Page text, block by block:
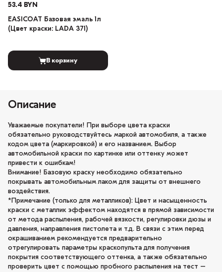
53.4 BYN
EASICOAT Базовая эмаль 1л
(Цвет краски: LADA 371)
В корзину
Описание
Уважаемые покупатели! При выборе цвета краски
обязательно руководствуйтесь маркой автомобиля, а также
кодом цвета (маркировкой) и его названием. Выбор
автомобильной краски по картинке или оттенку может
привести к ошибкам!
Внимание! Базовую краску необходимо обязательно
покрывать автомобильным лаком для защиты от внешнего
воздействия.
*Примечание (только для металликов): Цвет и насыщенность
краски с металлик эффектом находятся в прямой зависимости
от метода распыления, рабочей вязкости, регулировки дюзы и
давления, направления пистолета и т.д. В связи с этим перед
окрашиванием рекомендуется предварительно
отрегулировать параметры краскопульта для получения
покрытия соответствующего оттенка, а также обязательно
проверить цвет с помощью пробного распыления на тест –